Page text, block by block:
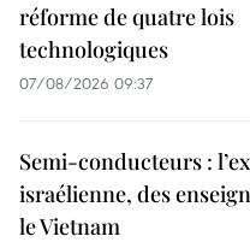
réforme de quatre lois
technologiques
07/08/2026 09:37
Semi-conducteurs :
israélienne, des
le Vietnam